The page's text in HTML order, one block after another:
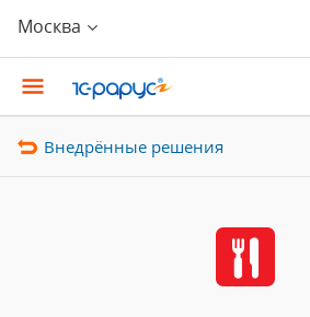
Москва
Внедрённые решения